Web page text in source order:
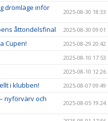
drömläge inför
2025-08-30 18:33
åttondelsfinal 2025-08-30 09:01
Cupen! 2025-08-29 20:42
2025-08-10 17:53
2025-08-10 12:26
i klubben! 2025-08-07 09:49
nyförvärv och
2025-08-05 19:24